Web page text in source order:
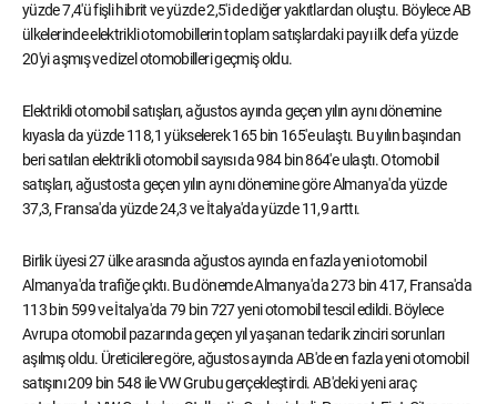
yüzde 7,4'ü fişli hibrit ve yüzde 2,5'i de diğer yakıtlardan oluştu. Böylece AB
ülkelerinde elektrikli otomobillerin toplam satışlardaki payı ilk defa yüzde
20'yi aşmış ve dizel otomobilleri geçmiş oldu.
Elektrikli otomobil satışları, ağustos ayında geçen yılın aynı dönemine
kıyasla da yüzde 118,1 yükselerek 165 bin 165'e ulaştı. Bu yılın başından
beri satılan elektrikli otomobil sayısı da 984 bin 864'e ulaştı. Otomobil
satışları, ağustosta geçen yılın aynı dönemine göre Almanya'da yüzde
37,3, Fransa'da yüzde 24,3 ve İtalya'da yüzde 11,9 arttı.
Birlik üyesi 27 ülke arasında ağustos ayında en fazla yeni otomobil
Almanya'da trafiğe çıktı. Bu dönemde Almanya'da 273 bin 417, Fransa'da
113 bin 599 ve İtalya'da 79 bin 727 yeni otomobil tescil edildi. Böylece
Avrupa otomobil pazarında geçen yıl yaşanan tedarik zinciri sorunları
aşılmış oldu. Üreticilere göre, ağustos ayında AB'de en fazla yeni otomobil
satışını 209 bin 548 ile VW Grubu gerçekleştirdi. AB'deki yeni araç